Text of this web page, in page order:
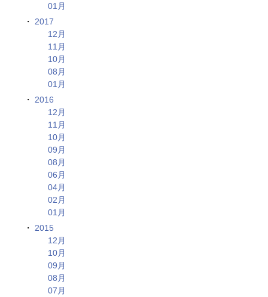
01月
2017
12月
11月
10月
08月
01月
2016
12月
11月
10月
09月
08月
06月
04月
02月
01月
2015
12月
10月
09月
08月
07月